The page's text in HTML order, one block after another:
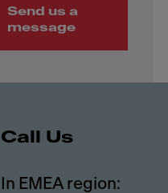
Send us a
message
Call Us
In EMEA region: